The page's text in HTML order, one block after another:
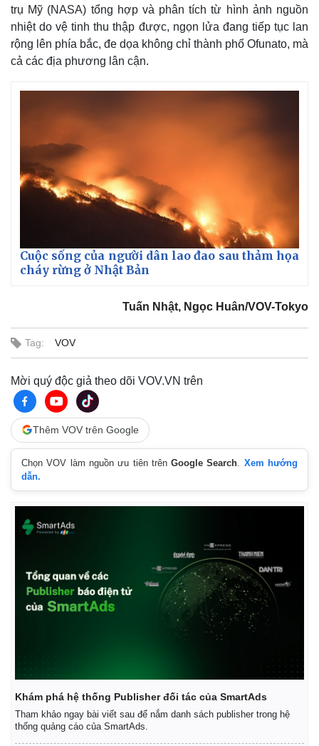
Cuộc sống đó đây
trụ Mỹ (NASA) tổng hợp và phân tích từ hình ảnh nguồn
nhiệt do vệ tinh thu thập được, ngọn lửa đang tiếp tục lan
rộng lên phía bắc, đe dọa không chỉ thành phố Ofunato, mà
cả các địa phương lân cận.
Cuộc sống của người dân lao đao sau thảm họa
cháy rừng ở Nhật Bản
Tuấn Nhật, Ngọc Huân/VOV-Tokyo
Tag: VOV
Mời quý độc giả theo dõi VOV.VN trên
Thêm VOV trên Google
Chọn VOV làm nguồn ưu tiên trênGoogle Search
Xem hướng
dẫn.
Khám phá hệ thống Publisher đối tác của SmartAds
Tham khảo ngay bài viết sau để nắm danh sách publisher trong hệ
thống quảng cáo của SmartAds.